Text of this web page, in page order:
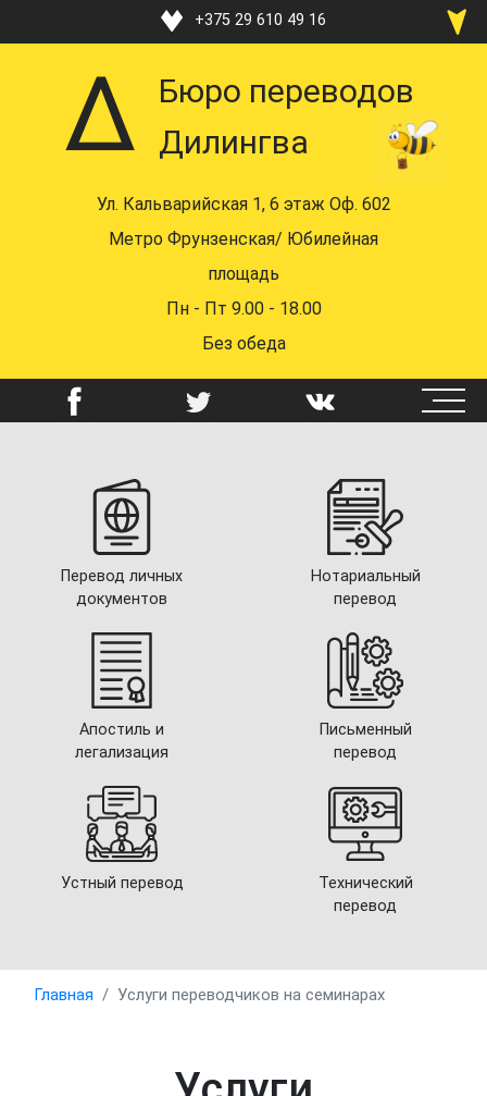
Перейти
к
содержанию
+375 29 610 49 16
+375 17 219 48 16
+375 29 610 49 16
Бюро переводов
Дилингва
Ул. Кальварийская 1, 6 этаж Оф. 602
Метро Фрунзенская/ Юбилейная
площадь
Пн - Пт 9.00 - 18.00
Без обеда
Перевод личных
документов
Нотариальный
перевод
Апостиль и
легализация
Письменный
перевод
Устный перевод
Технический
перевод
Главная Услуги переводчиков на семинарах